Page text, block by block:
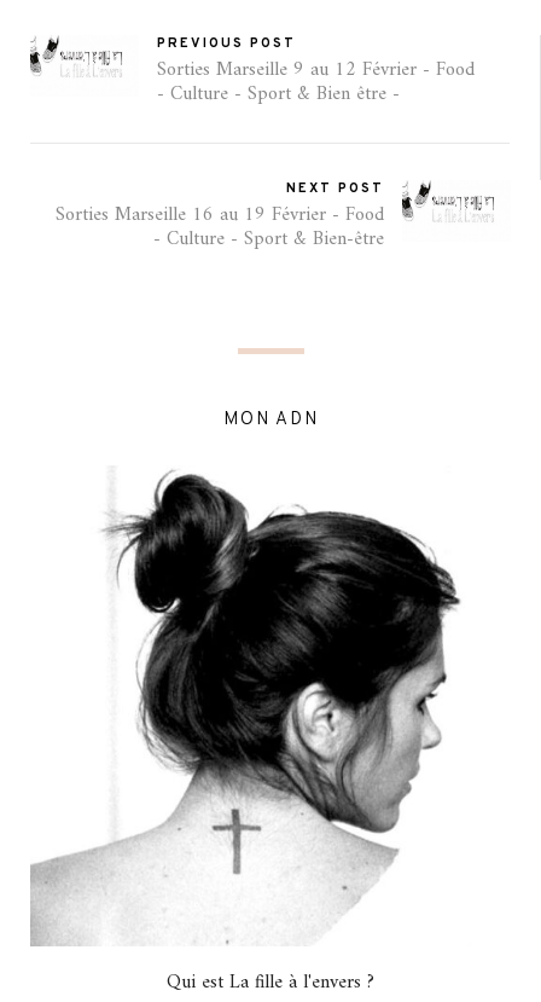
PREVIOUS POST
Sorties Marseille 9 au 12 Février - Food
- Culture - Sport & Bien être -
NEXT POST
Sorties Marseille 16 au 19 Février - Food
- Culture - Sport & Bien-être
MON ADN
Qui est La fille à l'envers ?